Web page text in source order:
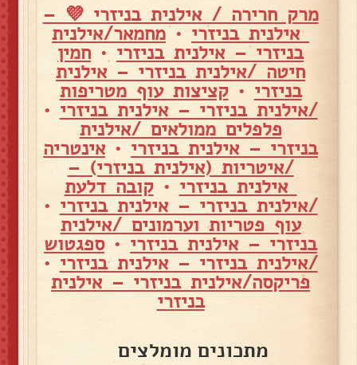
מרק חרירה / אילנית בניזרי 💜 –
אילנית בניזרי •מחמאר/אילנית
בניזרי – אילנית בניזרי • חמין
חיטה /אילנית בניזרי – אילנית
בניזרי •קציצות עוף מטריפות
/אילנית בניזרי – אילנית בניזרי •
פלפלים ממולאים /אילנית
בניזרי – אילנית בניזרי •אינטריה
/איטריות (אילנית בניזרי) –
אילנית בניזרי •קובה דלעת
/אילנית בניזרי – אילנית בניזרי •
עוף פטריות וערמונים /אילנית
בניזרי – אילנית בניזרי •ספגטוש
/אילנית בניזרי – אילנית בניזרי •
פריקסה/אילנית בניזרי – אילנית
בניזרי
מתכונים מומלצים